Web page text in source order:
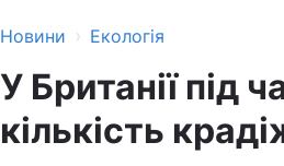
Новини › Екологія
У Британії під
кількість